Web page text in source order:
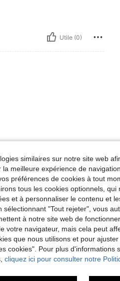
Utile (0)
similaires sur notre site web
meilleure expérience de
préférences de cookies à tout
tous les cookies optionnels, qui
et à personnaliser le contenu et
"Tout rejeter", vous
à notre site web de
votre navigateur, mais cela peut
que nous utilisons et pour
cookies". Pour plus d'informations
cliquez ici pour consulter notre